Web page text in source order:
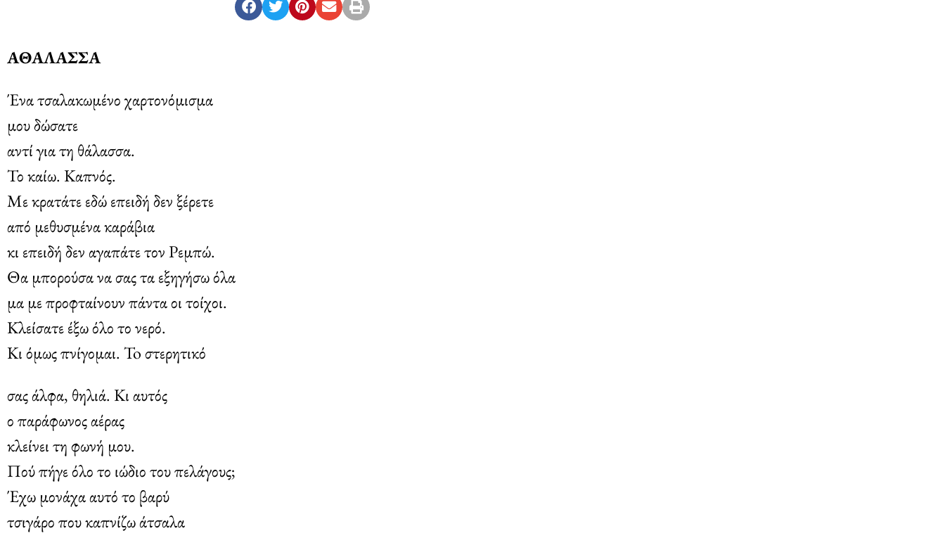
ΑΘΑΛΑΣΣΑ
Ένα τσαλακωμένο χαρτονόμισμα
μου δώσατε
αντί για τη θάλασσα.
Το καίω. Καπνός.
Με κρατάτε εδώ επειδή δεν ξέρετε
από μεθυσμένα καράβια
κι επειδή δεν αγαπάτε τον Ρεμπώ.
Θα μπορούσα να σας τα εξηγήσω όλα
μα με προφταίνουν πάντα οι τοίχοι.
Κλείσατε έξω όλο το νερό.
Κι όμως πνίγομαι. To στερητικό
σας άλφα, θηλιά. Κι αυτός
ο παράφωνος αέρας
κλείνει τη φωνή μου.
Πού πήγε όλο το ιώδιο του πελάγους;
Έχω μονάχα αυτό το βαρύ
τσιγάρο που καπνίζω άτσαλα